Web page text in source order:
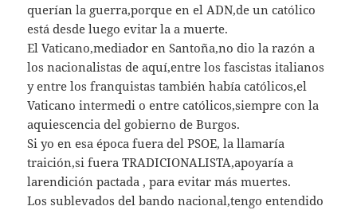
querían la guerra,porque en el ADN,de un católico
está desde luego evitar la a muerte.
El Vaticano,mediador en Santoña,no dio la razón a
los nacionalistas de aquí,entre los fascistas italianos
y entre los franquistas también había católicos,el
Vaticano intermedi o entre católicos,siempre con la
aquiescencia del gobierno de Burgos.
Si yo en esa época fuera del PSOE, la llamaría
traición,si fuera TRADICIONALISTA,apoyaría a
larendición pactada , para evitar más muertes.
Los sublevados del bando nacional,tengo entendido